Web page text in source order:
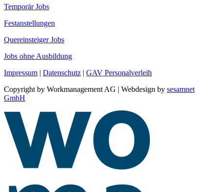
Temporär Jobs
Festanstellungen
Quereinsteiger Jobs
Jobs ohne Ausbildung
Impressum | Datenschutz | GAV Personalverleih
Copyright by Workmanagement AG | Webdesign by sesamnet
GmbH